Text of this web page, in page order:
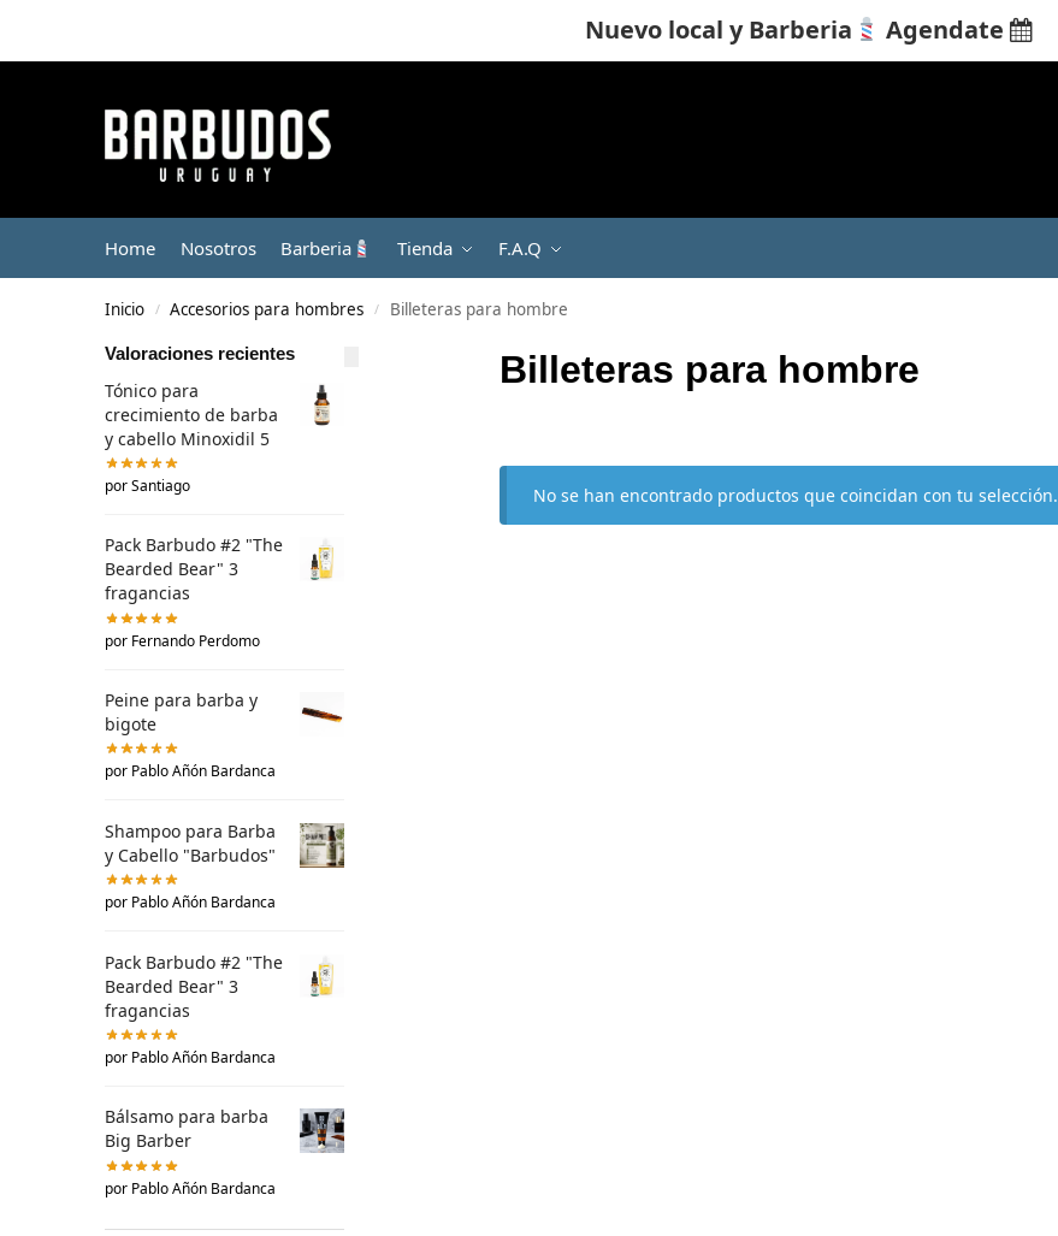
Nuevo local y Barberia Agendate 
Home Nosotros Barberia Tienda F.A.Q
Inicio / Accesorios para hombres / Billeteras para hombre
Billeteras para hombre
No se han encontrado productos que coincidan con tu selección.
Valoraciones recientes
Tónico para
crecimiento de barba
y cabello Minoxidil 5
por Santiago
Pack Barbudo #2 "The
Bearded Bear" 3
fragancias
por Fernando Perdomo
Peine para barba y
bigote
por Pablo Añón Bardanca
Shampoo para Barba
y Cabello "Barbudos"
por Pablo Añón Bardanca
Pack Barbudo #2 "The
Bearded Bear" 3
fragancias
por Pablo Añón Bardanca
Bálsamo para barba
Big Barber
por Pablo Añón Bardanca